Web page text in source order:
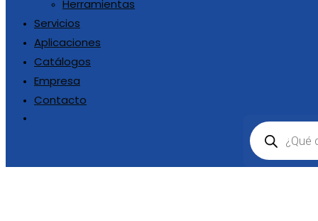
Herramientas
Servicios
Aplicaciones
Catálogos
Empresa
Contacto